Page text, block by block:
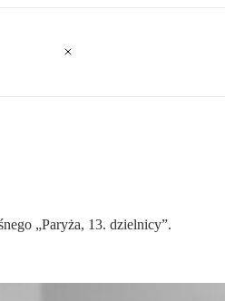
„Paryża, 13. dzielnicy”.